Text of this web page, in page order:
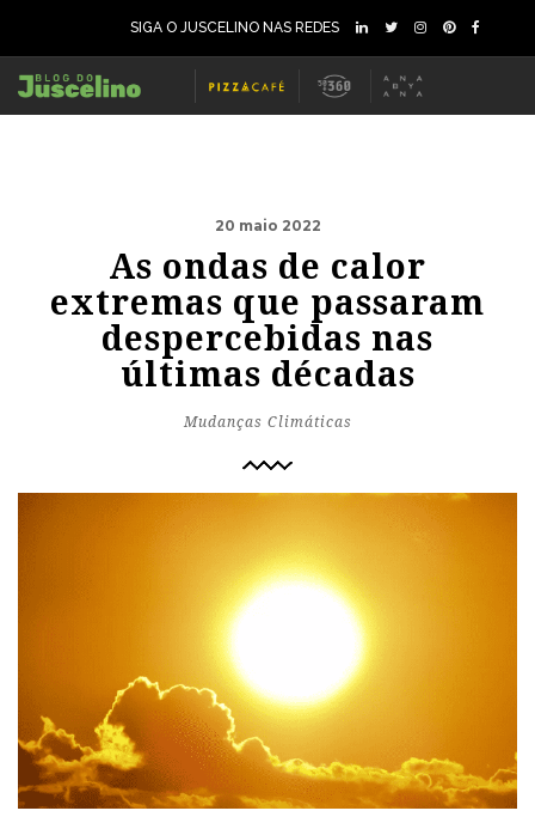
SIGA O JUSCELINO NAS REDES
20 maio 2022
As ondas de calor
extremas que passaram
despercebidas nas
últimas décadas
Mudanças Climáticas